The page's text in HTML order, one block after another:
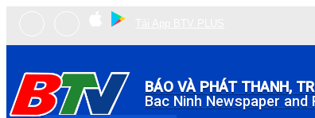
BÁO VÀ PHÁT THANH,
Bac Ninh Newspaper and